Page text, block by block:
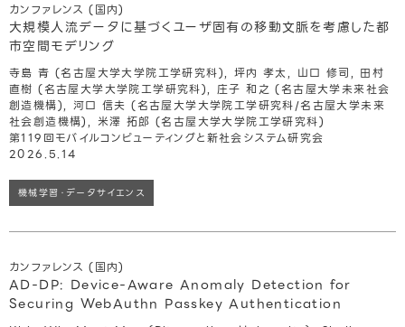
カンファレンス (国内)
大規模人流データに基づくユーザ固有の移動文脈を考慮した都
市空間モデリング
寺島 青 (名古屋大学大学院工学研究科), 坪内 孝太, 山口 修司, 田村
直樹 (名古屋大学大学院工学研究科), 庄子 和之 (名古屋大学未来社会
創造機構), 河口 信夫 (名古屋大学大学院工学研究科/名古屋大学未来
社会創造機構), 米澤 拓郎 (名古屋大学大学院工学研究科)
第119回モバイルコンピューティングと新社会システム研究会
2026.5.14
機械学習・データサイエンス
カンファレンス (国内)
AD-DP: Device-Aware Anomaly Detection for
Securing WebAuthn Passkey Authentication